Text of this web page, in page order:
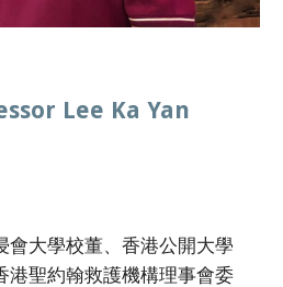
Lee Ka Yan
會大學校董、香港公開大學
港聖約翰救護機構理事會委